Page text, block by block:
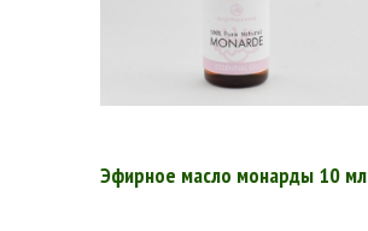
Эфирное масло монарды 10 мл